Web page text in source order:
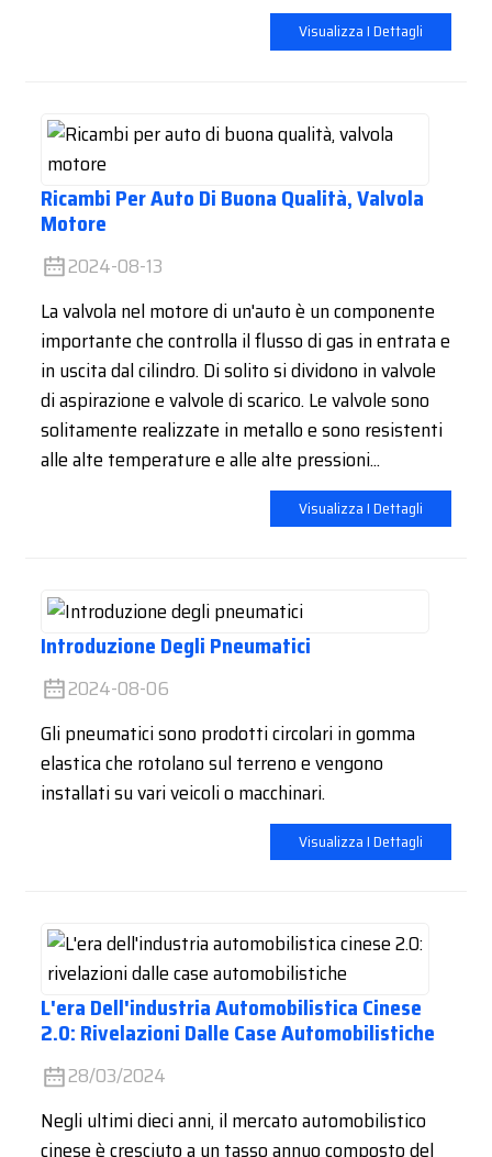
Visualizza I Dettagli
Ricambi Per Auto Di Buona Qualità, Valvola
Motore
2024-08-13
La valvola nel motore di un'auto è un componente
importante che controlla il flusso di gas in entrata e
in uscita dal cilindro. Di solito si dividono in valvole
di aspirazione e valvole di scarico. Le valvole sono
solitamente realizzate in metallo e sono resistenti
alle alte temperature e alle alte pressioni...
Visualizza I Dettagli
Introduzione Degli Pneumatici
2024-08-06
Gli pneumatici sono prodotti circolari in gomma
elastica che rotolano sul terreno e vengono
installati su vari veicoli o macchinari.
Visualizza I Dettagli
L'era Dell'industria Automobilistica Cinese
2.0: Rivelazioni Dalle Case Automobilistiche
28/03/2024
Negli ultimi dieci anni, il mercato automobilistico
cinese è cresciuto a un tasso annuo composto del